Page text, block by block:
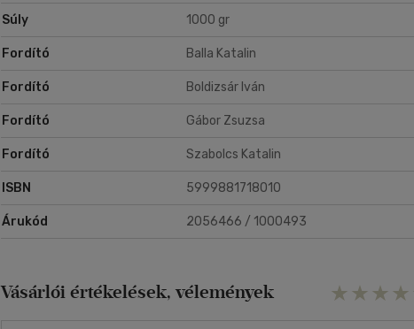
Súly 1000 gr
Fordító Balla Katalin
Fordító Boldizsár Iván
Fordító Gábor Zsuzsa
Fordító Szabolcs Katalin
ISBN 5999881718010
Árukód 2056466 / 1000493
Vásárlói értékelések, vélemények